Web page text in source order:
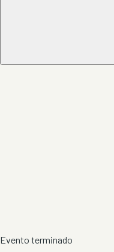
Evento terminado